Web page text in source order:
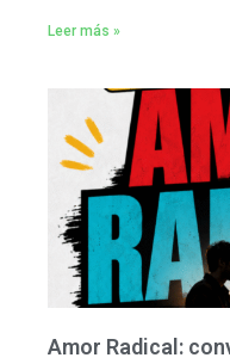
Leer más »
Amor Radical: